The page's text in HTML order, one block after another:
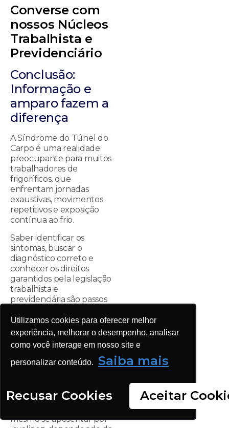
Utilizamos cookies para oferecer melhor
experiência, melhorar o desempenho, analisar
como você interage em nosso site e
personalizar conteúdo. Saiba mais
Recusar Cookies Aceitar
Converse com
nossos Núcleos
Trabalhista e
Previdenciário
Conclusão:
Informação e
amparo fazem a
diferença
A Síndrome do Túnel do
Carpo é uma realidade
preocupante para muitos
trabalhadores de
frigoríficos, que
enfrentam jornadas
exaustivas, movimentos
repetitivos e exposição
contínua ao frio.
Saber identificar os
sintomas, buscar o
diagnóstico correto e
conhecer os direitos
garantidos pela legislação
trabalhista e
previdenciária são passos
proteger a saúde e
garantir amparo
financeiro.
No entanto, muitos
trabalhadores não sabem,
indenizações, manter a
estabilidade no emprego
mesmo se aposentar por